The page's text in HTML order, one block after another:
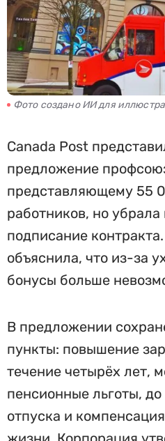
Фото создано ИИ для
Canada Post
предложение
представляющему 55
работников, но убрала
подписание
объяснила, что из-за
бонусы больше
В предложении
пункты: повышение
течение четырёх лет,
пенсионные льготы,
отпуска и